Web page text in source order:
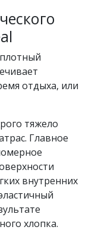
отдыха, или
тяжело
Главное
внутренних
хлопка.